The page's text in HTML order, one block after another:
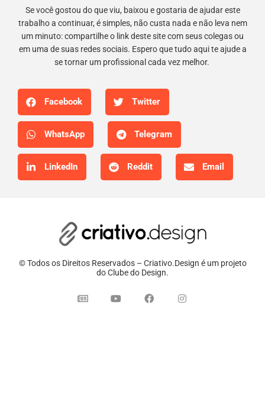
Se você gostou do que viu, baixou e gostaria de ajudar este
trabalho a continuar, é simples, não custa nada e não leva nem
um minuto: compartilhe o link deste site com seus colegas ou
em uma de suas redes sociais. Espero que tudo aqui te ajude a
se tornar um profissional cada vez melhor.
Facebook Twitter
WhatsApp Telegram
LinkedIn Reddit Email
© Todos os Direitos Reservados – Criativo.Design é um projeto
do Clube do Design.